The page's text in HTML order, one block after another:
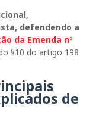
defendendo a
da Emenda nº
§10 do artigo 198
de